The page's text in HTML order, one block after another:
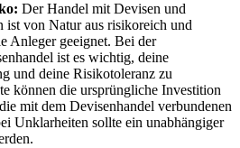
Der Handel mit Devisen und
ist von Natur aus risikoreich und
Anleger geeignet. Bei der
ist es wichtig, deine
und deine Risikotoleranz zu
können die ursprüngliche Investition
mit dem Devisenhandel verbundenen
Unklarheiten sollte ein unabhängiger